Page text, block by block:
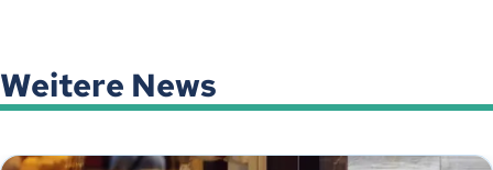
Weitere News